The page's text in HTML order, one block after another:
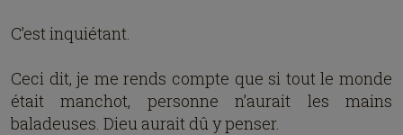
C’est inquiétant.
Ceci dit, je me rends compte que si tout le monde
était manchot, personne n’aurait les mains
baladeuses. Dieu aurait dû y penser.